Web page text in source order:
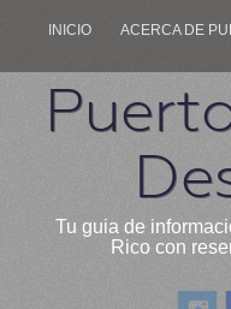
INICIO ACERCA DE
Tu guia de
Rico con